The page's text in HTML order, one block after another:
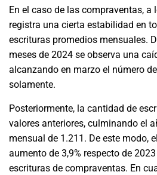
En el caso de las compraventas, a
registra una cierta estabilidad en
escrituras promedios mensuales.
meses de 2024 se observa una
alcanzando en marzo el número
solamente.
Posteriormente, la cantidad de
valores anteriores, culminando el
mensual de 1.211. De este modo,
aumento de 3,9% respecto de
escrituras de compraventas. En